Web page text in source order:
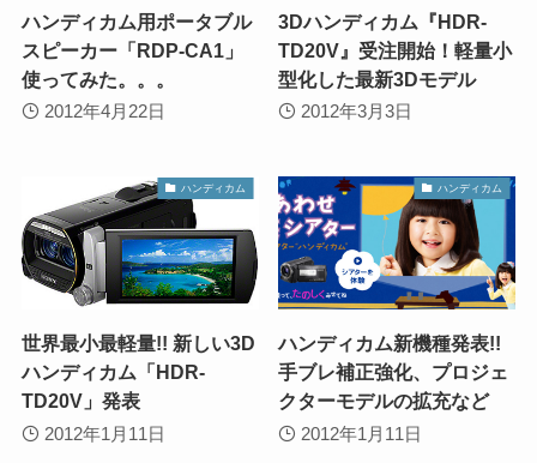
ハンディカム用ポータブル
スピーカー「RDP-CA1」
使ってみた。。。
2012年4月22日
3Dハンディカム『HDR-
TD20V』受注開始！軽量小
型化した最新3Dモデル
2012年3月3日
ハンディカム
世界最小最軽量!! 新しい3D
ハンディカム「HDR-
TD20V」発表
2012年1月11日
ハンディカム
ハンディカム新機種発表!!
手ブレ補正強化、プロジェ
クターモデルの拡充など
2012年1月11日